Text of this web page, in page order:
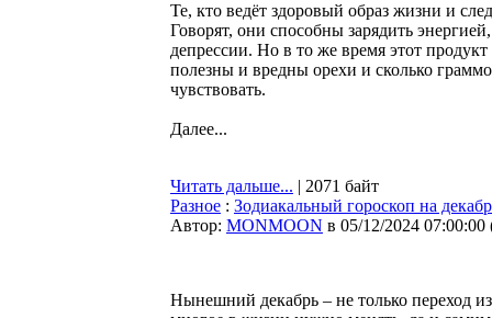
Те, кто ведёт здоровый образ жизни и
Говорят, они способны зарядить
депрессии. Но в то же время этот
полезны и вредны орехи и сколько
чувствовать.
Далее...
Читать дальше... | 2071 байт
Разное : Зодиакальный гороскоп на
Автор: MONMOON в 05/12/2024 07:00:00
Нынешний декабрь – не только переход